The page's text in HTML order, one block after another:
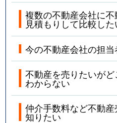
複数の不動産会社に
見積もりして比較した
今の不動産会社の担
不動産を売りたいが
わからない
仲介手数料など不動
知りたい